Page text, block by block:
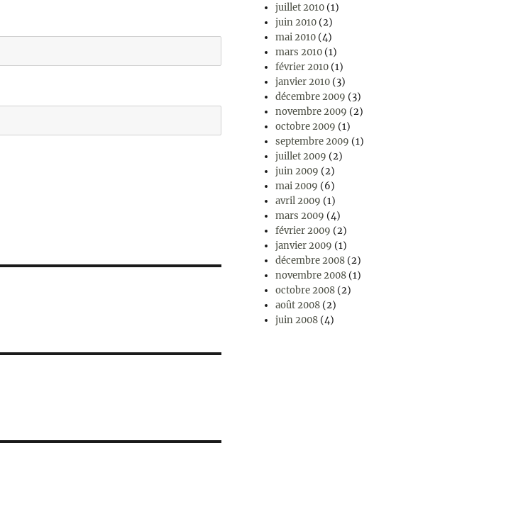
juillet 2010 (1)
juin 2010 (2)
mai 2010 (4)
mars 2010 (1)
février 2010 (1)
janvier 2010 (3)
décembre 2009 (3)
novembre 2009 (2)
octobre 2009 (1)
septembre 2009 (1)
juillet 2009 (2)
juin 2009 (2)
mai 2009 (6)
avril 2009 (1)
mars 2009 (4)
février 2009 (2)
janvier 2009 (1)
décembre 2008 (2)
novembre 2008 (1)
octobre 2008 (2)
août 2008 (2)
juin 2008 (4)